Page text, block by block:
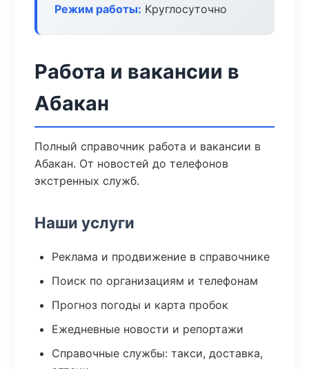
Режим работы: Круглосуточно
Работа и вакансии в
Абакан
Полный справочник работа и вакансии в
Абакан. От новостей до телефонов
экстренных служб.
Наши услуги
Реклама и продвижение в справочнике
Поиск по организациям и телефонам
Прогноз погоды и карта пробок
Ежедневные новости и репортажи
Справочные службы: такси, доставка,